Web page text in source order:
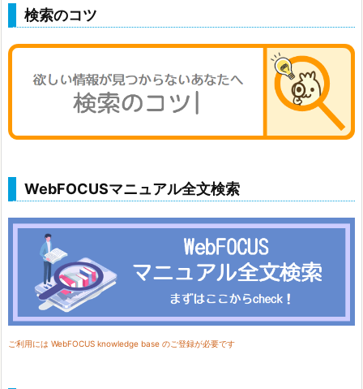
検索のコツ
WebFOCUSマニュアル全文検索
ご利用には WebFOCUS knowledge base のご登録が必要です